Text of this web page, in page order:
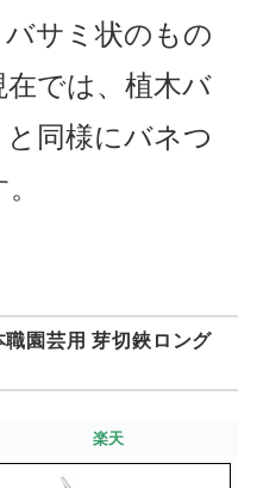
サミ状のもの
在では、植木バ
同様にバネつ
園芸用 芽切鋏ロング
楽天